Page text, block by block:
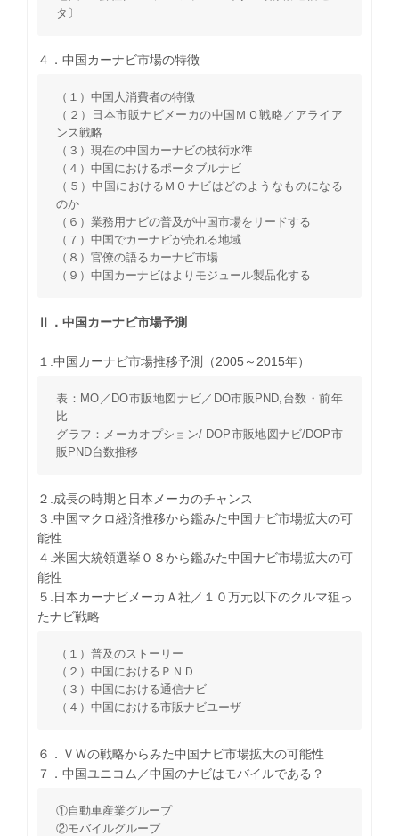
タ〕
４．中国カーナビ市場の特徴
（１）中国人消費者の特徴
（２）日本市販ナビメーカの中国ＭＯ戦略／アライア
ンス戦略
（３）現在の中国カーナビの技術水準
（４）中国におけるポータブルナビ
（５）中国におけるＭＯナビはどのようなものになる
のか
（６）業務用ナビの普及が中国市場をリードする
（７）中国でカーナビが売れる地域
（８）官僚の語るカーナビ市場
（９）中国カーナビはよりモジュール製品化する
Ⅱ．中国カーナビ市場予測
１.中国カーナビ市場推移予測（2005～2015年）
表：MO／DO市販地図ナビ／DO市販PND,台数・前年
比
グラフ：メーカオプション/ DOP市販地図ナビ/DOP市
販PND台数推移
２.成長の時期と日本メーカのチャンス
３.中国マクロ経済推移から鑑みた中国ナビ市場拡大の可
能性
４.米国大統領選挙０８から鑑みた中国ナビ市場拡大の可
能性
５.日本カーナビメーカＡ社／１０万元以下のクルマ狙っ
たナビ戦略
（１）普及のストーリー
（２）中国におけるＰＮＤ
（３）中国における通信ナビ
（４）中国における市販ナビユーザ
６．ＶＷの戦略からみた中国ナビ市場拡大の可能性
７．中国ユニコム／中国のナビはモバイルである？
①自動車産業グループ
②モバイルグループ